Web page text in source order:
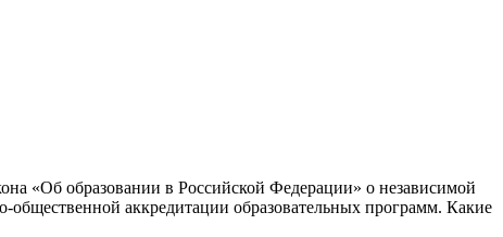
«Об образовании в Российской Федерации» о независимой
общественной аккредитации образовательных программ. Какие